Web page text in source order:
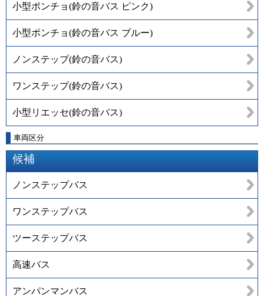
小型ポンチョ(鈴の音バス ピンク)
小型ポンチョ(鈴の音バス ブルー)
ノンステップ(鈴の音バス)
ワンステップ(鈴の音バス)
小型リエッセ(鈴の音バス)
車両区分
候補
ノンステップバス
ワンステップバス
ツーステップバス
高速バス
アンパンマンバス